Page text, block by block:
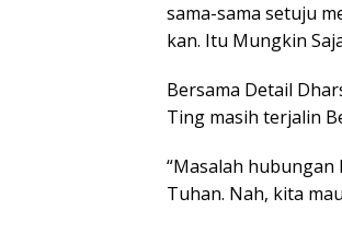
sama-sama setuju
kan. Itu Mungkin
Bersama Detail
Ting masih terjalin
“Masalah
Tuhan. Nah, kita